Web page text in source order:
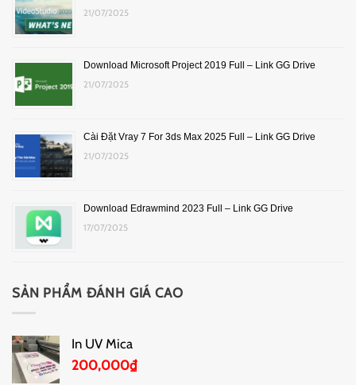
21/07/2025
Download Microsoft Project 2019 Full – Link GG Drive
21/07/2025
Cài Đặt Vray 7 For 3ds Max 2025 Full – Link GG Drive
21/07/2025
Download Edrawmind 2023 Full – Link GG Drive
17/07/2025
SẢN PHẨM ĐÁNH GIÁ CAO
In UV Mica
200,000₫